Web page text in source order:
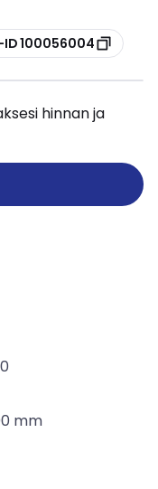
100056004
hinnan ja
0
mm